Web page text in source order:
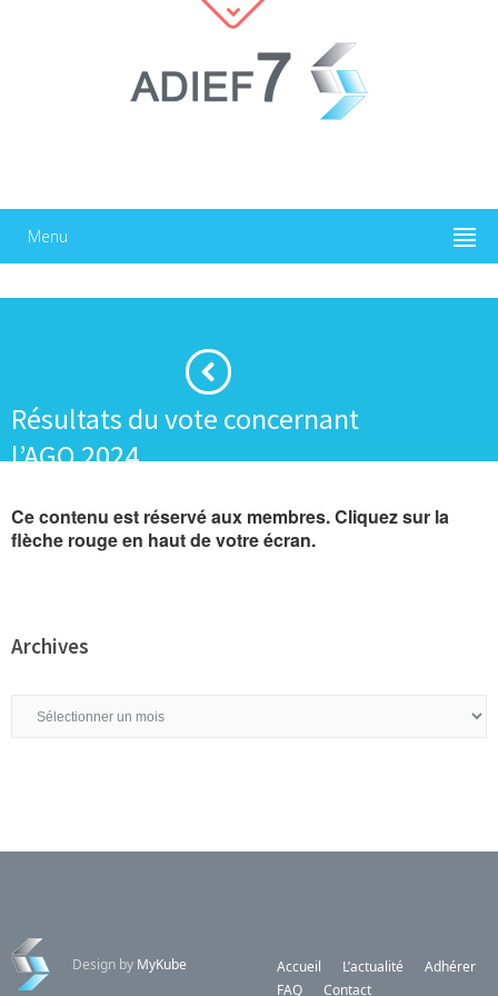
Menu
Résultats du vote concernant
l’AGO 2024
l’AGO 2024
Ce contenu est réservé aux membres. Cliquez sur la
flèche rouge en haut de votre écran.
Archives
Design by MyKube Accueil L’actualité
Adhérer
FAQ
Contact